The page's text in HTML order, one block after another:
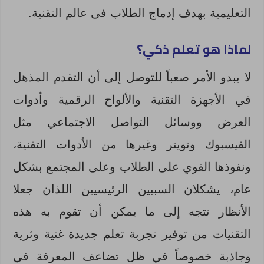
التعليمية بهدف إدماج الطلاب فى عالم التقنية.
لماذا هو تعلم ذكي؟
لا يبدو الأمر صعباً للتوصل إلى أن التقدم المذهل
في الأجهزة التقنية والألواح الرقمية وأدوات
العرض ووسائل التواصل الاجتماعي مثل
الفيسبوك وتويتر وغيرها من الأدوات التقنية،
ونفوذها القوي على الطلاب وعلى المجتمع بشكل
عام، يشكلان السببين الرئيسيين اللذان جعلا
الأنظار تتجه إلى ما يمكن أن تقوم به هذه
التقنيات من توفير تجربة تعلم جديدة غنية وثرية
وجاذبة خصوصاً في ظل تضاعف المعرفة في